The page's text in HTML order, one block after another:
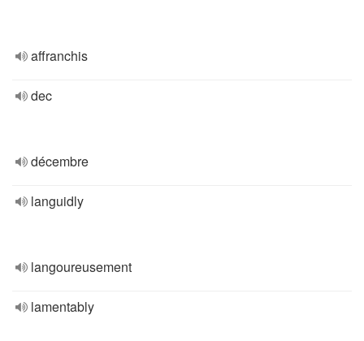
affranchis
dec
décembre
languidly
langoureusement
lamentably